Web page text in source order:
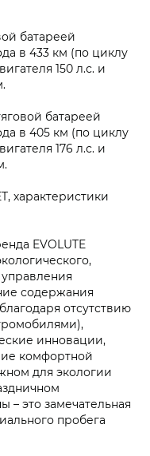
батареей
в 433 км (по циклу
150 л.с. и
батареей
в 405 км (по циклу
176 л.с. и
характеристики
EVOLUTE
содержания
отсутствию
инновации,
комфортной
для экологии
– это замечательная
пробега